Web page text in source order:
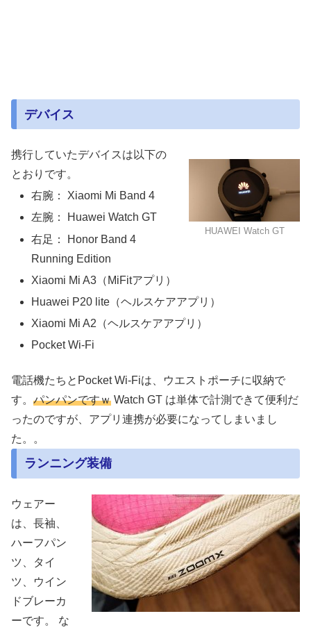
デバイス
HUAWEI Watch GT
携行していたデバイスは以下の
とおりです。
右腕： Xiaomi Mi Band 4
左腕： Huawei Watch GT
右足： Honor Band 4
Running Edition
Xiaomi Mi A3（MiFitアプリ）
Huawei P20 lite（ヘルスケアアプリ）
Xiaomi Mi A2（ヘルスケアアプリ）
Pocket Wi-Fi
電話機たちとPocket Wi-Fiは、ウエストポーチに収納で
す。 パンパンですｗ Watch GT は単体で計測できて便利だ
ったのですが、アプリ連携が必要になってしまいまし
た。。
ランニング装備
ウェアー
は、長袖、
ハーフパン
ツ、タイ
ツ、ウイン
ドブレーカ
ーです。 な